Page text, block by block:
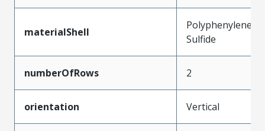
materialShell
Polyphenylene
Sulfide
numberOfRows 2
orientation Vertical